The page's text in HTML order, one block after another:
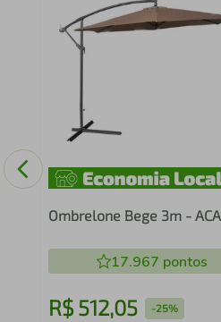
Ombrelone Bege 3m -
17.967 pontos
R$ 512,05 -25%